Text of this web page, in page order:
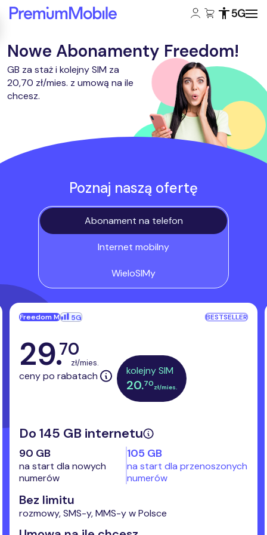
Powróć do strony głównej Konto klienta:
Koszyk:Zasięg
Nowe Abonamenty Freedom!
GB za staż i kolejny SIM za
20,70 zł/mies. z umową na ile
chcesz.
Poznaj naszą ofertę
Abonament na telefon
Internet mobilny
WieloSIMy
Freedom M 5G BESTSELLER
29.70
zł/mies.
ceny po rabatach kolejny SIM
20.70zł/mies.
Do 145 GB internetu
90 GB
na start dla nowych
numerów
105 GB
na start dla przenoszonych
numerów
Bez limitu
rozmowy, SMS-y, MMS-y w Polsce